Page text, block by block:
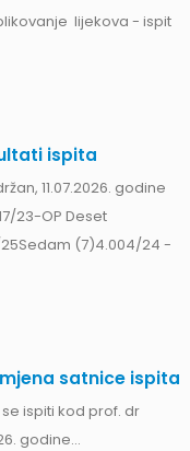
lijekova - ispit
ispita
11.07.2026. godine
23-OP Deset
25Sedam (7)4.004/24 -
satnice ispita
ispiti kod prof. dr
godine...